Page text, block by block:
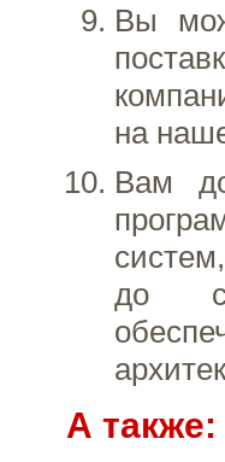
Вы
на
Вам
до
А также: